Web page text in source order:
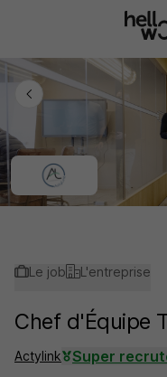
Le job L'entreprise
Chef d'Équipe
Actylink
Super